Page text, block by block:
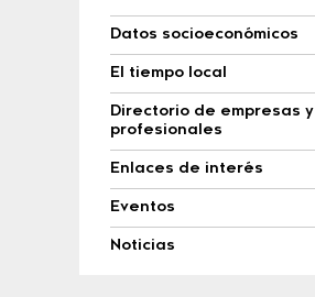
Datos socioeconómicos
El tiempo local
Directorio de empresas y
profesionales
Enlaces de interés
Eventos
Noticias